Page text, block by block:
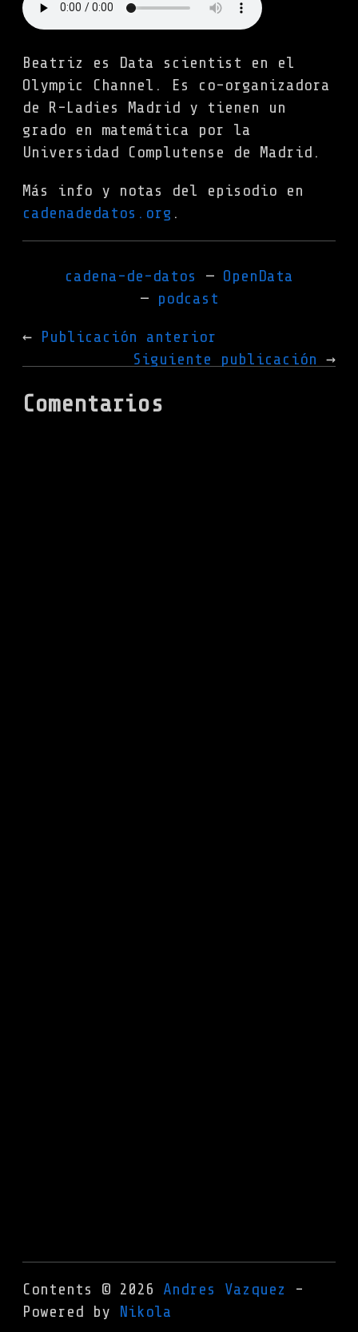
Beatriz es Data scientist en el
Olympic Channel. Es co-organizadora
de R-Ladies Madrid y tienen un
grado en matemática por la
Universidad Complutense de Madrid.
Más info y notas del episodio en
cadenadedatos.org .
cadena-de-datos
OpenData
podcast
Publicación anterior
Siguiente publicación
Comentarios
Contents © 2026 Andres Vazquez
-
Powered by Nikola